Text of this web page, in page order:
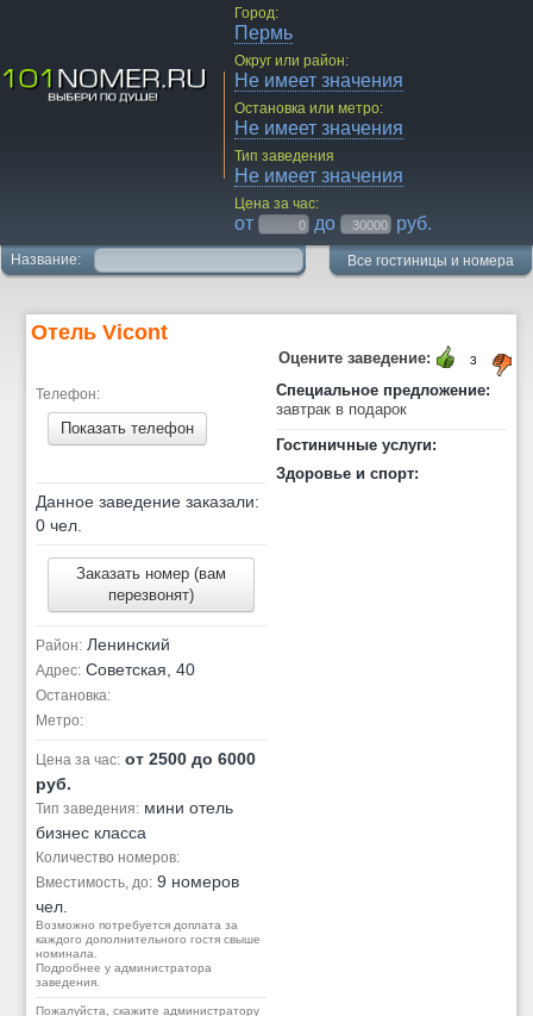
Город:
Пермь
Округ или район:
Не имеет значения
Остановка или метро:
Не имеет значения
Тип заведения
Не имеет значения
Цена за час:
от до руб.
Название: Все гостиницы и номера
Отель Vicont
3
Оцените заведение:
Телефон:
Показать телефон
Данное заведение заказали:
0 чел.
Заказать номер (вам
перезвонят)
Район: Ленинский
Адрес: Советская, 40
Остановка:
Метро:
Цена за час: от 2500 до 6000
руб.
Тип заведения: мини отель
бизнес класса
Количество номеров:
Вместимость, до: 9 номеров
чел.
Возможно потребуется доплата за
каждого дополнительного гостя свыше
номинала.
Подробнее у администратора
заведения.
Пожалуйста, скажите администратору
Специальное предложение:
завтрак в подарок
Гостиничные услуги:
Здоровье и спорт: